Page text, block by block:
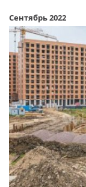
Сентябрь 2022